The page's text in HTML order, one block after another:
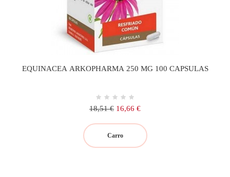
EQUINACEA ARKOPHARMA 250 MG 100 CAPSULAS
Precio
18,51 € Precio
16,66 €
Carro